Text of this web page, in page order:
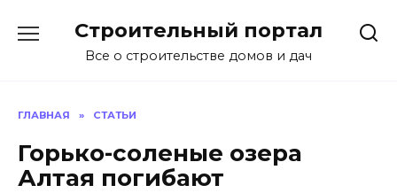
содержанию
Строительный портал
Все о строительстве домов и дач
ГЛАВНАЯ » СТАТЬИ
Горько-соленые озера
Алтая погибают